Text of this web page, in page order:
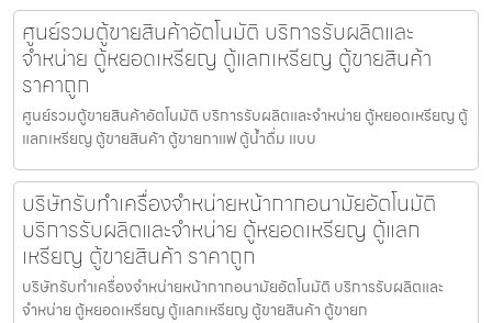
ศูนย์รวมตู้ขายสินค้า​อัตโนมัติ บริการรับผลิตและ
จำหน่าย ตู้หยอดเหรียญ ตู้แลกเหรียญ ตู้ขายสินค้า
ราคาถูก
ศูนย์รวมตู้ขายสินค้า​อัตโนมัติ บริการรับผลิตและจำหน่าย ตู้หยอดเหรียญ ตู้
แลกเหรียญ ตู้ขายสินค้า ตู้ขายกาแฟ ตู้น้ำดื่ม แบบ
บริษัทรับทำเครื่องจำหน่ายหน้ากากอนามัย​อัตโนมัติ
บริการรับผลิตและจำหน่าย ตู้หยอดเหรียญ ตู้แลก
เหรียญ ตู้ขายสินค้า ราคาถูก
บริษัทรับทำเครื่องจำหน่ายหน้ากากอนามัย​อัตโนมัติ บริการรับผลิตและ
จำหน่าย ตู้หยอดเหรียญ ตู้แลกเหรียญ ตู้ขายสินค้า ตู้ขายก